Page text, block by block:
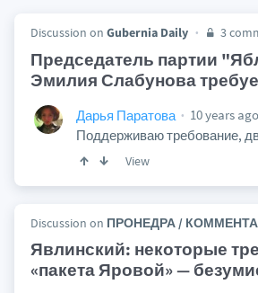
Discussion on Gubernia Daily 3
Председатель партии
Эмилия Слабунова
Дарья Паратова
10 years ago
Поддерживаю требование,
View
Discussion on ПРОНЕДРА /
Явлинский: некоторые
«пакета Яровой» —